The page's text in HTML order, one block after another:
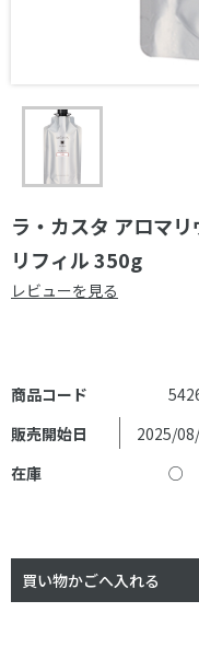
ラ・カスタ アロマ
リフィル 350g
レビューを見る
商品コード
販売開始日 2025/
在庫 ○